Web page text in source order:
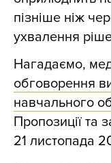
пізніше ніж
ухвалення
Нагадаємо,
обговорення
навчального
Пропозиції та
21 листопада